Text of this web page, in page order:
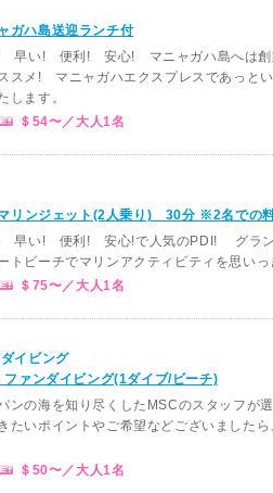
ガハ島送迎ランチ付
早い! 便利! 安心! マニャガハ島へは創
スメ! マニャガハエクスプレスであっと
します。
＄54〜／大人1名
リンジェット(2人乗り) 30分 ※2名での
早い! 便利! 安心!で人気のPDI! グラン
トビーチでマリンアクティビティを思い
＄75〜／大人1名
イビング
ファンダイビング(1ダイブ/ビーチ)
ンの海を知り尽くしたMSCのスタッフが
たいポイントやご希望などございました
＄50〜／大人1名